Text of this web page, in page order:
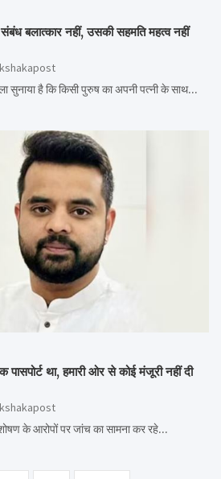
बलात्कार नहीं, उसकी सहमति महत्व नहीं
सुनाया है कि किसी पुरुष का अपनी पत्नी के साथ…
था, हमारी ओर से कोई मंजूरी नहीं दी
के आरोपों पर जांच का सामना कर रहे…